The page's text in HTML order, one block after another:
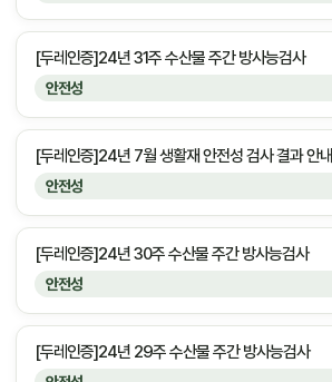
안전성
[두레인증]24년 31주 수산물 주간 방사능검사
안전성
[두레인증]24년 7월 생활재 안전성 검사 결과 안내
안전성
[두레인증]24년 30주 수산물 주간 방사능검사
[두레인증]24년 29주 수산물 주간 방사능검사